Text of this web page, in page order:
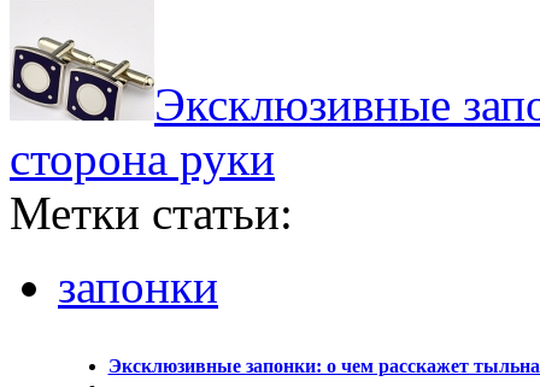
Эксклюзивные
сторона руки
Метки статьи:
запонки
Эксклюзивные запонки: о чем расскажет